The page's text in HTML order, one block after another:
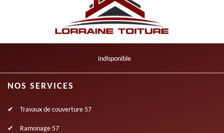
indisponible
NOS SERVICES
Travaux de couverture 57
Ramonage 57